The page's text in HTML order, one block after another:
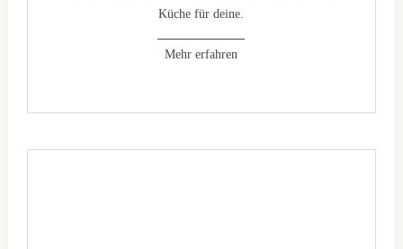
Küche für deine.
Mehr erfahren